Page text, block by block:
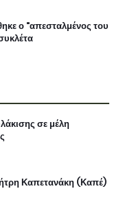
ο "απεσταλμένος του
σε μέλη
Καπετανάκη (Καπέ)